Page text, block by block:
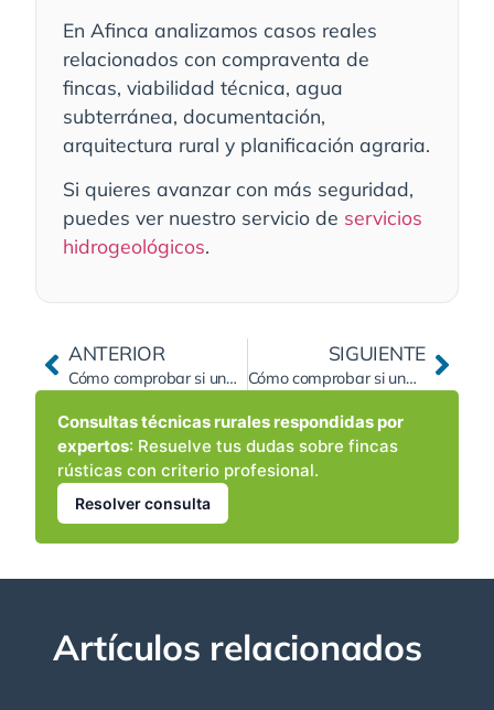
En Afinca analizamos casos reales
relacionados con compraventa de
fincas, viabilidad técnica, agua
subterránea, documentación,
arquitectura rural y planificación agraria.
Si quieres avanzar con más seguridad,
puedes ver nuestro servicio de servicios
hidrogeológicos.
ANTERIOR
Cómo comprobar si una finca rústica tiene servidumbres de agua (acueducto, tuberías y acequias): dónde se inscriben, cómo se miden y qué hacer si te afectan
SIGUIENTE
Cómo comprobar si una finca rústica puede construirse con nave agrícola o almacén (y cuándo se considera vivienda encubierta)
Consultas técnicas rurales respondidas por
expertos: Resuelve tus dudas sobre fincas
rústicas con criterio profesional.
Resolver consulta
Artículos relacionados